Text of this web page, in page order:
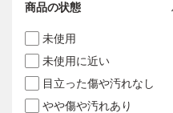
商品の状態
未使用
未使用に近い
目立った傷や汚れなし
やや傷や汚れあり